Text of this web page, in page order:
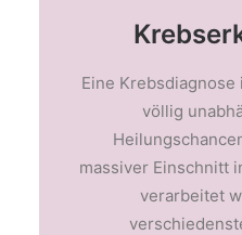
Eine
völlig
massiver Einschnitt
verarbeitet